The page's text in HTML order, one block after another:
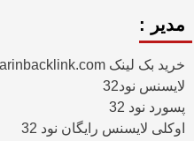
مدیر :
خرید بک لینک behtarinbacklink.com
لایسنس نود32
پسورد نود 32
اوکلی لایسنس رایگان نود 32